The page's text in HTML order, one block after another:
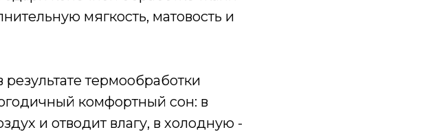
мягкость, матовость и
термообработки
комфортный сон: в
и отводит влагу, в холодную -